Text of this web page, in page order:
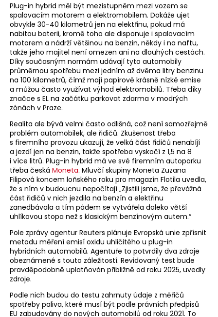
Plug-in hybrid měl být mezistupněm mezi vozem se
spalovacím motorem a elektromobilem. Dokáže ujet
obvykle 30-40 kilometrů jen na elektřinu, pokud má
nabitou baterii, kromě toho ale disponuje i spalovacím
motorem a nádrží většinou na benzin, někdy i na naftu,
takže jeho majitel není omezen ani na dlouhých cestách.
Díky současným normám udávají tyto automobily
průměrnou spotřebu mezi jedním až dvěma litry benzinu
na 100 kilometrů, čímž mají papírově krásně nízké emise
a můžou často využívat výhod elektromobilů. Třeba díky
značce s EL na začátku parkovat zdarma v modrých
zónách v Praze.
Realita ale bývá velmi často odlišná, což není samozřejmě
problém automobilek, ale řidičů. Zkušenost třeba
s firemního provozu ukazují, že velká část řidičů nenabíjí
a jezdí jen na benzin, takže spotřeba vyskočí z 1,5 na 8
i více litrů. Plug-in hybrid má ve své firemním autoparku
třeba česká Moneta. Mluvčí skupiny Moneta Zuzana
Filipová koncem loňského roku pro magazín Flotila uvedla,
že s ním v budoucnu nepočítají „Zjistili jsme, že převážná
část řidičů v nich jezdila na benzín a elektřinu
zanedbávala a tím pádem se vytvářela daleko větší
uhlíkovou stopa než s klasickým benzínovým autem.“
Pole zprávy agentur Reuters plánuje Evropská unie zpřísnit
metodu měření emisí oxidu uhličitého u plug-in
hybridních automobilů. Agentuře to potvrdily dva zdroje
obeznámené s touto záležitostí. Revidovaný test bude
pravděpodobně uplatňován přibližně od roku 2025, uvedly
zdroje.
Podle nich budou do testu zahrnuty údaje z měřičů
spotřeby paliva, které musí být podle právních předpisů
EU zabudovány do nových automobilů od roku 2021. To